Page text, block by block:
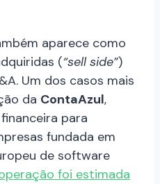
aparece como
(“sell side”)
Um dos casos mais
da ContaAzul,
para
fundada em
de software
foi estimada